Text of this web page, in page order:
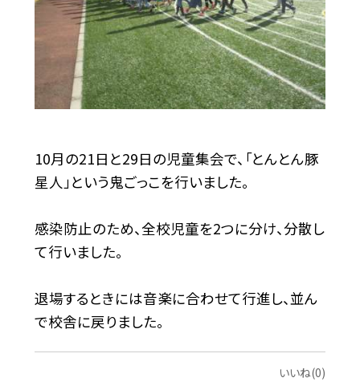
10月の21日と29日の児童集会で、「とんとん豚
星人」という鬼ごっこを行いました。
感染防止のため、全校児童を2つに分け、分散し
て行いました。
退場するときには音楽に合わせて行進し、並ん
で校舎に戻りました。
いいね(0)